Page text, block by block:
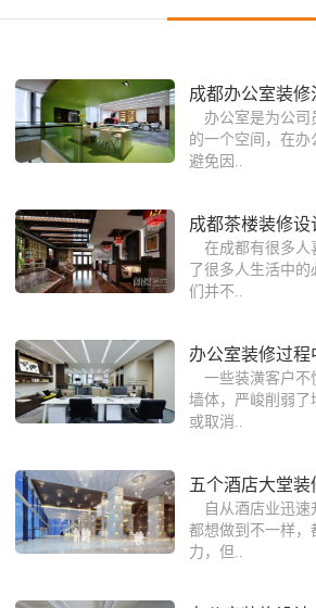
成都办公室装
办公室是为公司
的一个空间，在办
避免因..
成都茶楼装修设
在成都有很多人
了很多人生活中
们并不..
一些装潢客户不
墙体，严峻削弱了
或取消..
自从酒店业迅
都想做到不一样，
力，但..